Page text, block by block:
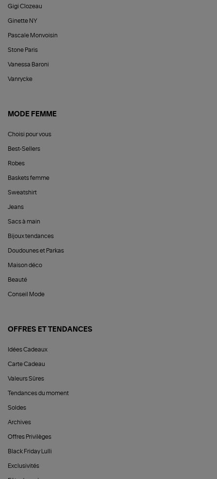
Gigi Clozeau
Ginette NY
Pascale Monvoisin
Stone Paris
Vanessa Baroni
Vanrycke
MODE FEMME
Choisi pour vous
Best-Sellers
Robes
Baskets femme
Sweatshirt
Jeans
Sacs à main
Bijoux tendances
Doudounes et Parkas
Maison déco
Beauté
Conseil Mode
OFFRES ET TENDANCES
Idées Cadeaux
Carte Cadeau
Valeurs Sûres
Tendances du moment
Soldes
Archives
Offres Privilèges
Black Friday Lulli
Exclusivités